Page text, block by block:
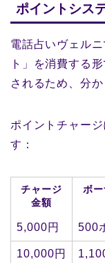
ポイントシス
電話占いヴェル
ト」を消費する
されるため、分か
ポイントチャー
す：
チャージ
金額
ボ
5,000円 500
10,000円